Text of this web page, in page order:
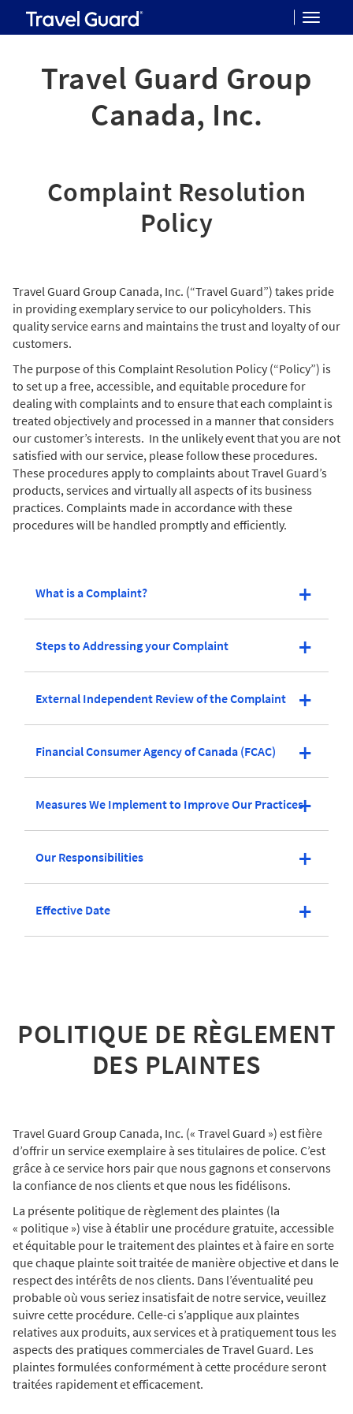
Travel Guard Group
Canada, Inc.
Complaint Resolution
Policy
Travel Guard Group Canada, Inc. (“Travel Guard”) takes pride
in providing exemplary service to our policyholders. This
quality service earns and maintains the trust and loyalty of our
customers.
The purpose of this Complaint Resolution Policy (“Policy”) is
to set up a free, accessible, and equitable procedure for
dealing with complaints and to ensure that each complaint is
treated objectively and processed in a manner that considers
our customer’s interests. In the unlikely event that you are not
satisfied with our service, please follow these procedures.
These procedures apply to complaints about Travel Guard’s
products, services and virtually all aspects of its business
practices. Complaints made in accordance with these
procedures will be handled promptly and efficiently.
What is a Complaint?
Steps to Addressing your Complaint
External Independent Review of the Complaint
Financial Consumer Agency of Canada (FCAC)
Measures We Implement to Improve Our Practices
Our Responsibilities
Effective Date
POLITIQUE DE RÈGLEMENT
DES PLAINTES
Travel Guard Group Canada, Inc. (« Travel Guard ») est fière
d’offrir un service exemplaire à ses titulaires de police. C’est
grâce à ce service hors pair que nous gagnons et conservons
la confiance de nos clients et que nous les fidélisons.
La présente politique de règlement des plaintes (la
« politique ») vise à établir une procédure gratuite, accessible
et équitable pour le traitement des plaintes et à faire en sorte
que chaque plainte soit traitée de manière objective et dans le
respect des intérêts de nos clients. Dans l’éventualité peu
probable où vous seriez insatisfait de notre service, veuillez
suivre cette procédure. Celle-ci s’applique aux plaintes
relatives aux produits, aux services et à pratiquement tous les
aspects des pratiques commerciales de Travel Guard. Les
plaintes formulées conformément à cette procédure seront
traitées rapidement et efficacement.